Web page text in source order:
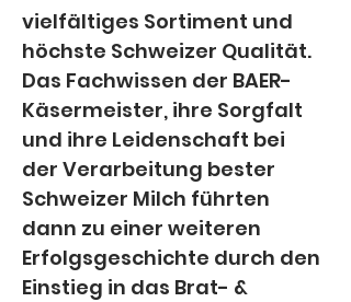
vielfältiges Sortiment und
höchste Schweizer Qualität.
Das Fachwissen der BAER-
Käsermeister, ihre Sorgfalt
und ihre Leidenschaft bei
der Verarbeitung bester
Schweizer Milch führten
dann zu einer weiteren
Erfolgsgeschichte durch den
Einstieg in das Brat- &